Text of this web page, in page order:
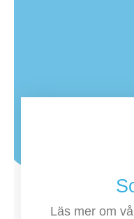
Läs mer om